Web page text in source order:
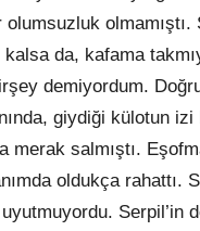
olumsuzluk
da, kafama
demiyordum.
giydiği külotun
salmıştı.
oldukça rahattı.
Serpil’in